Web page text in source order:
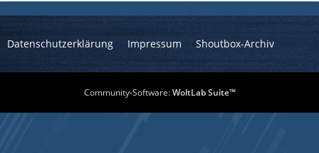
Datenschutzerklärung Impressum Shoutbox-Archiv
Community-Software:WoltLab Suite™